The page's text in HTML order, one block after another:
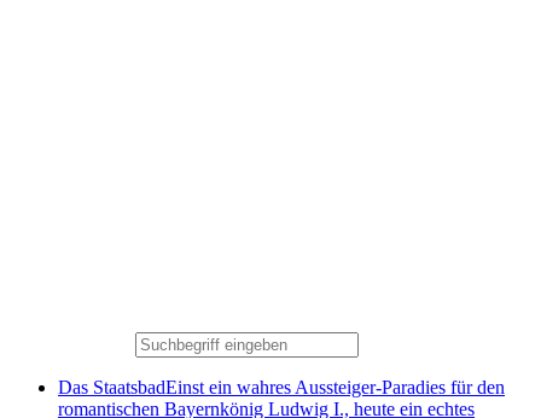
Das StaatsbadEinst ein wahres Aussteiger-Paradies für den
romantischen Bayernkönig Ludwig I., heute ein echtes